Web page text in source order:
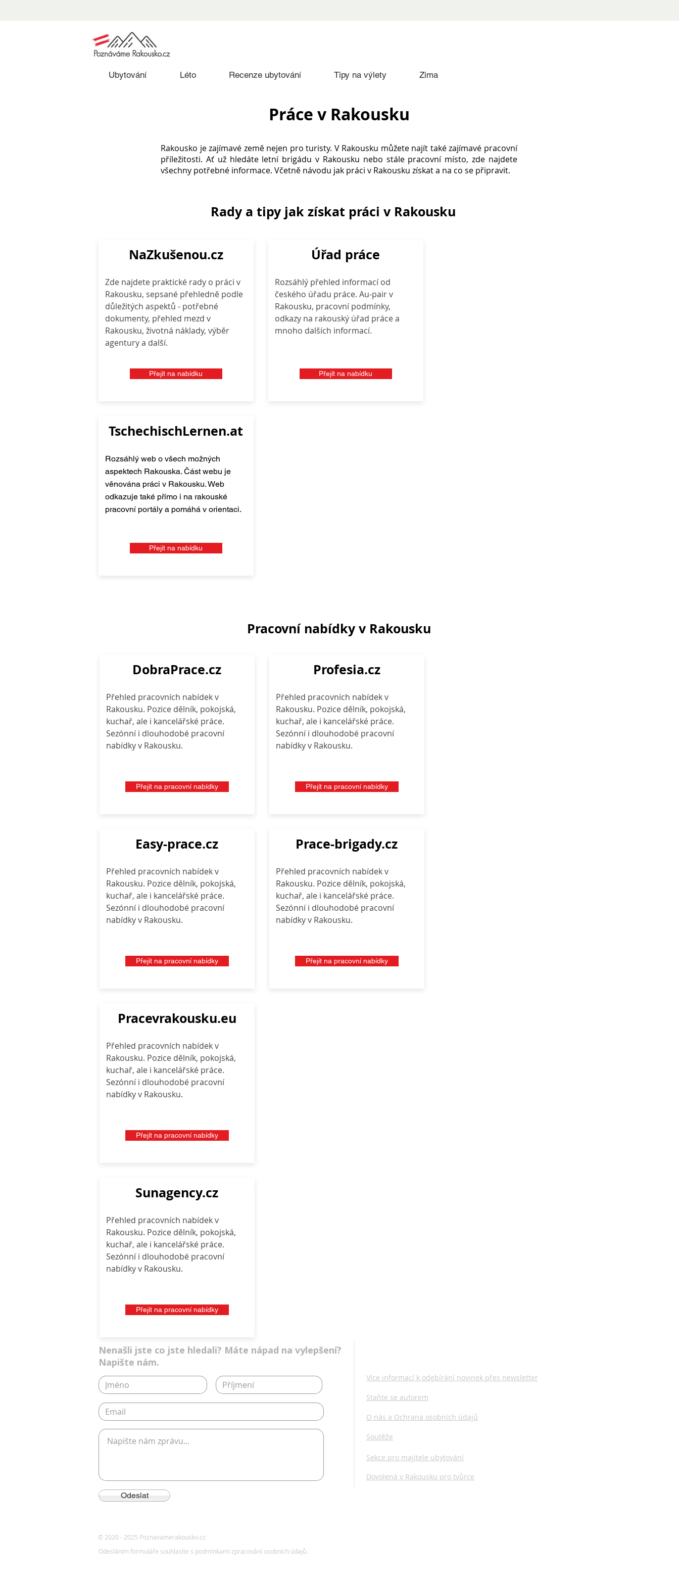
Ubytování Léto Recenze ubytování Tipy na výlety Zima
Práce v Rakousku
Rakousko je zajímavé země nejen pro turisty. V Rakousku můžete najít také zajímavé pracovní
příležitosti. Ať už hledáte letní brigádu v Rakousku nebo stále pracovní místo, zde najdete
všechny potřebné informace. Včetně návodu jak práci v Rakousku získat a na co se připravit.
Rady a tipy jak získat práci v Rakousku
NaZkušenou.cz
Zde najdete praktické rady o práci v
Rakousku, sepsané přehledně podle
důležitých aspektů - potřebné
dokumenty, přehled mezd v
Rakousku, životná náklady, výběr
agentury a další.
Přejít na nabídku
Úřad práce
Rozsáhlý přehled informací od
českého úřadu práce. Au-pair v
Rakousku, pracovní podmínky,
odkazy na rakouský úřad práce a
mnoho dalších informací.
Přejít na nabídku
TschechischLernen.at
Rozsáhlý web o všech možných
aspektech Rakouska. Část webu je
věnována práci v Rakousku. Web
odkazuje také přímo i na rakouské
pracovní portály a pomáhá v orientaci.
Přejít na nabídku
Pracovní nabídky v Rakousku
DobraPrace.cz
Přehled pracovních nabídek v
Rakousku. Pozice dělník, pokojská,
kuchař, ale i kancelářské práce.
Sezónní i dlouhodobé pracovní
nabídky v Rakousku.
Přejít na pracovní nabídky
Easy-prace.cz
Přehled pracovních nabídek v
Rakousku. Pozice dělník, pokojská,
kuchař, ale i kancelářské práce.
Sezónní i dlouhodobé pracovní
nabídky v Rakousku.
Přejít na pracovní nabídky
Profesia.cz
Přehled pracovních nabídek v
Rakousku. Pozice dělník, pokojská,
kuchař, ale i kancelářské práce.
Sezónní i dlouhodobé pracovní
nabídky v Rakousku.
Přejít na pracovní nabídky
Prace-brigady.cz
Přehled pracovních nabídek v
Rakousku. Pozice dělník, pokojská,
kuchař, ale i kancelářské práce.
Sezónní i dlouhodobé pracovní
nabídky v Rakousku.
Přejít na pracovní nabídky
Pracevrakousku.eu
Přehled pracovních nabídek v
Rakousku. Pozice dělník, pokojská,
kuchař, ale i kancelářské práce.
Sezónní i dlouhodobé pracovní
nabídky v Rakousku.
Přejít na pracovní nabídky
Sunagency.cz
Přehled pracovních nabídek v
Rakousku. Pozice dělník, pokojská,
kuchař, ale i kancelářské práce.
Sezónní i dlouhodobé pracovní
nabídky v Rakousku.
Přejít na pracovní nabídky
Nenašli jste co jste hledali? Máte nápad na vylepšení?
Napište nám.
Odeslat
Odesláním formuláře souhlasíte s podmínkami zpracování osobních údajů.
Více informací k odebírání novinek přes newsletter
Staňte se autorem
O nás a Ochrana osobních údajů
Soutěže
Sekce pro majitele ubytování
Dovolená v Rakousku pro tvůrce
© 2020 - 2025 Poznavamerakousko.cz